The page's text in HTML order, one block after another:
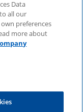
und
Data
all our
preferences
more about